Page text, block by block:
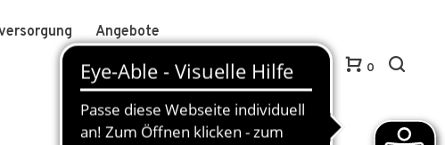
Angebote
Anmelden / Kundenkonto anlegen
0